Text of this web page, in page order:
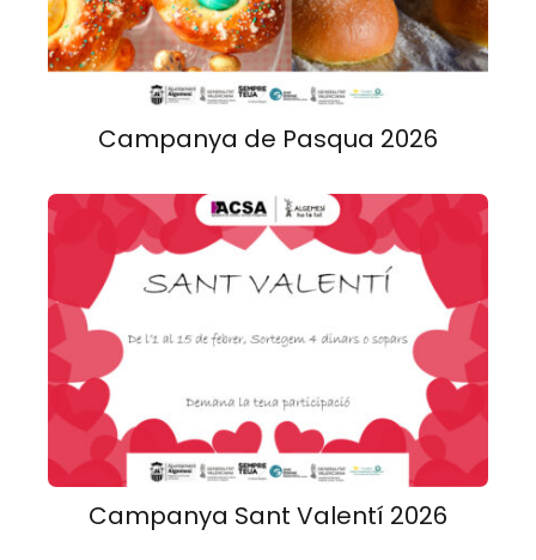
Campanya de Pasqua 2026
Campanya Sant Valentí 2026